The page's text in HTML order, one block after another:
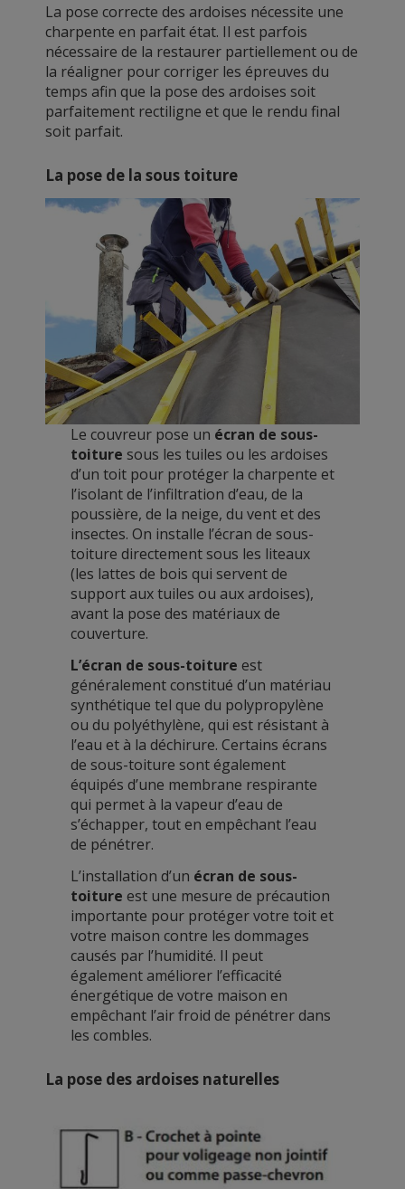
La pose correcte des ardoises nécessite une
charpente en parfait état. Il est parfois
nécessaire de la restaurer partiellement ou de
la réaligner pour corriger les épreuves du
temps afin que la pose des ardoises soit
parfaitement rectiligne et que le rendu final
soit parfait.
La pose de la sous toiture
Le couvreur pose un écran de sous-
toiture sous les tuiles ou les ardoises
d’un toit pour protéger la charpente et
l’isolant de l’infiltration d’eau, de la
poussière, de la neige, du vent et des
insectes. On installe l’écran de sous-
toiture directement sous les liteaux
(les lattes de bois qui servent de
support aux tuiles ou aux ardoises),
avant la pose des matériaux de
couverture.
L’écran de sous-toiture est
généralement constitué d’un matériau
synthétique tel que du polypropylène
ou du polyéthylène, qui est résistant à
l’eau et à la déchirure. Certains écrans
de sous-toiture sont également
équipés d’une membrane respirante
qui permet à la vapeur d’eau de
s’échapper, tout en empêchant l’eau
de pénétrer.
L’installation d’un écran de sous-
toiture est une mesure de précaution
importante pour protéger votre toit et
votre maison contre les dommages
causés par l’humidité. Il peut
également améliorer l’efficacité
énergétique de votre maison en
empêchant l’air froid de pénétrer dans
les combles.
La pose des ardoises naturelles